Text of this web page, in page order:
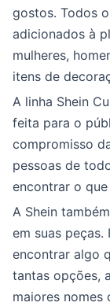
gostos. Todos
adicionados à
mulheres,
itens de
A linha Shein
feita para o
compromisso
pessoas de
encontrar o
A Shein
em suas
encontrar algo
tantas opções,
maiores nomes